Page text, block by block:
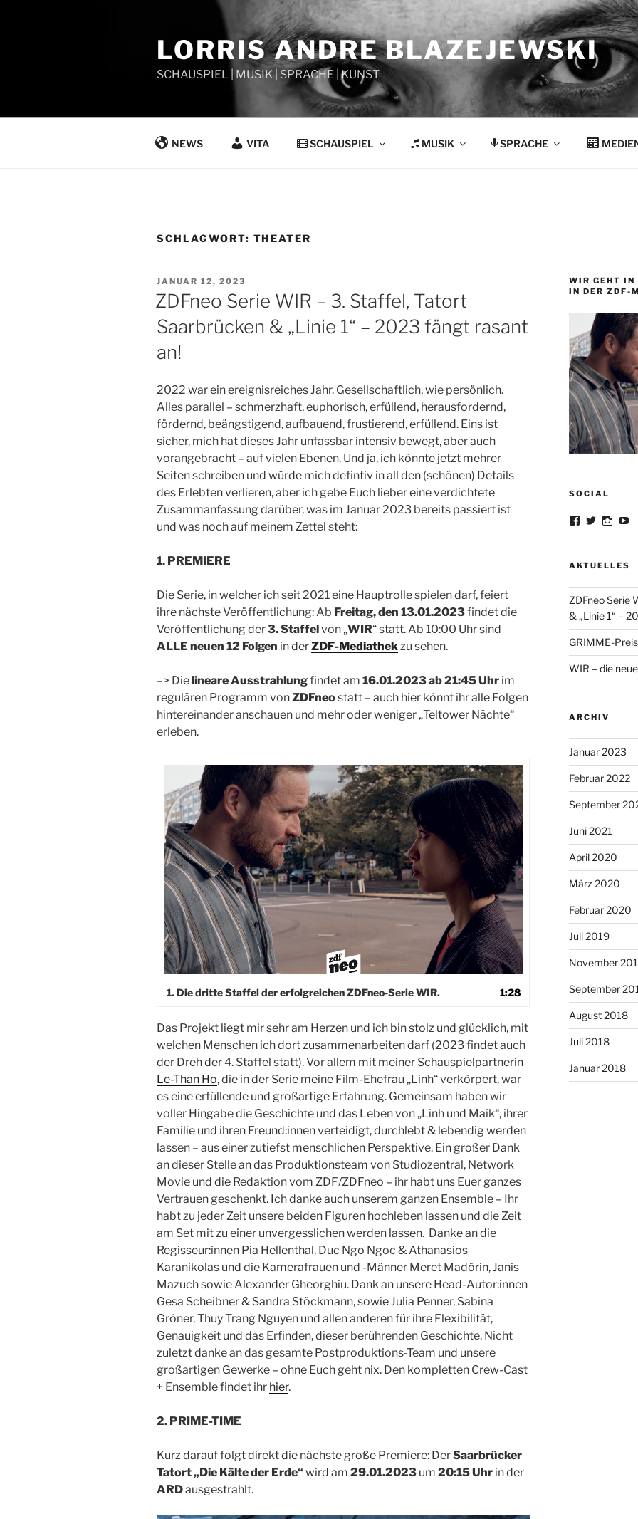
LORRIS ANDRE BLAZEJEWSKI
SCHAUSPIEL | MUSIK | SPRACHE | KUNST
NEWS VITA SCHAUSPIEL MUSIK SPRACHE
SCHLAGWORT: THEATER
VERÖFFENTLICHT
AM
JANUAR 12, 2023
ZDFneo Serie WIR – 3. Staffel, Tatort
Saarbrücken & „Linie 1“ – 2023 fängt rasant
an!
2022 war ein ereignisreiches Jahr. Gesellschaftlich, wie persönlich.
Alles parallel – schmerzhaft, euphorisch, erfüllend, herausfordernd,
fördernd, beängstigend, aufbauend, frustierend, erfüllend. Eins ist
sicher, mich hat dieses Jahr unfassbar intensiv bewegt, aber auch
vorangebracht – auf vielen Ebenen. Und ja, ich könnte jetzt mehrer
Seiten schreiben und würde mich defintiv in all den (schönen) Details
des Erlebten verlieren, aber ich gebe Euch lieber eine verdichtete
Zusammanfassung darüber, was im Januar 2023 bereits passiert ist
und was noch auf meinem Zettel steht:
1. PREMIERE
Die Serie, in welcher ich seit 2021 eine Hauptrolle spielen darf, feiert
ihre nächste Veröffentlichung: Ab Freitag, den 13.01.2023findet die
Veröffentlichung der3. Staffelvon „WIR“ statt. Ab 10:00 Uhr sind
ALLE neuen 12 Folgen in derZDF-Mediathek zu sehen.
–> Dielineare Ausstrahlungfindet am 16.01.2023 ab 21:45 Uhr im
regulären Programm vonZDFneostatt – auch hier könnt ihr alle Folgen
hintereinander anschauen und mehr oder weniger „Teltower Nächte“
erleben.
Player
1. Die dritte Staffel der erfolgreichen ZDFneo-Serie WIR. 1:28
Das Projekt liegt mir sehr am Herzen und ich bin stolz und glücklich, mit
welchen Menschen ich dort zusammenarbeiten darf (2023 findet auch
der Dreh der 4. Staffel statt). Vor allem mit meiner Schauspielpartnerin
Le-Than Ho, die in der Serie meine Film-Ehefrau „Linh“ verkörpert, war
es eine erfüllende und großartige Erfahrung. Gemeinsam haben wir
voller Hingabe die Geschichte und das Leben von „Linh und Maik“, ihrer
Familie und ihren Freund:innen verteidigt, durchlebt & lebendig werden
lassen – aus einer zutiefst menschlichen Perspektive. Ein großer Dank
an dieser Stelle an das Produktionsteam von Studiozentral, Network
Movie und die Redaktion vom ZDF/ZDFneo – ihr habt uns Euer ganzes
Vertrauen geschenkt. Ich danke auch unserem ganzen Ensemble – Ihr
habt zu jeder Zeit unsere beiden Figuren hochleben lassen und die Zeit
am Set mit zu einer unvergesslichen werden lassen. Danke an die
Regisseur:innen Pia Hellenthal, Duc Ngo Ngoc & Athanasios
Karanikolas und die Kamerafrauen und -Männer Meret Madörin, Janis
Mazuch sowie Alexander Gheorghiu. Dank an unsere Head-Autor:innen
Gesa Scheibner & Sandra Stöckmann, sowie Julia Penner, Sabina
Gröner, Thuy Trang Nguyen und allen anderen für ihre Flexibilität,
Genauigkeit und das Erfinden, dieser berührenden Geschichte. Nicht
zuletzt danke an das gesamte Postproduktions-Team und unsere
großartigen Gewerke – ohne Euch geht nix. Den kompletten Crew-Cast
+ Ensemble findet ihr hier.
2. PRIME-TIME
Kurz darauf folgt direkt die nächste große Premiere: DerSaarbrücker
Tatort „Die Kälte der Erde“wird am 29.01.2023 um 20:15 Uhr in der
ARDausgestrahlt.
WIR GEHT
IN DER ZDF-
SOCIAL
Profil
Facebook
Profil
Twitter
Profil
AKTUELLES
ZDFneo Serie
& „Linie 1“ –
GRIMME-
WIR – die
ARCHIV
Januar 2023
Februar 2022
September
Juni 2021
April 2020
März 2020
Februar 2020
Juli 2019
November
September
August 2018
Juli 2018
Januar 2018